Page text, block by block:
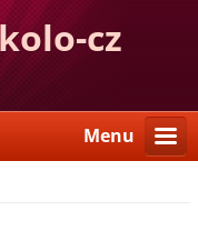
cz
Menu